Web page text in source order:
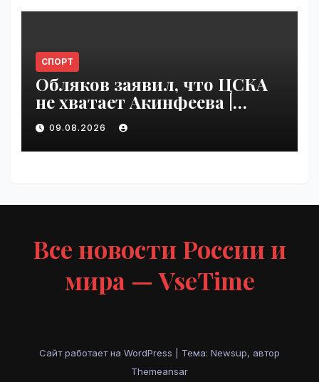
СПОРТ
Обляков заявил, что ЦСКА
не хватает Акинфеева |
VseTime.ru
09.08.2026
Все новости России и
мира — VseTime
Сайт работает на WordPress
Тема: Newsup, автор
Themeansar